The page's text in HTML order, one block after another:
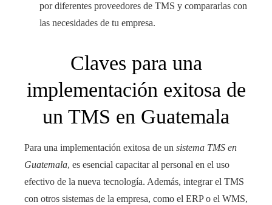
por diferentes proveedores de TMS y compararlas con
las necesidades de tu empresa.
Claves para una
implementación exitosa de
un TMS en Guatemala
Para una implementación exitosa de un sistema TMS en
Guatemala, es esencial capacitar al personal en el uso
efectivo de la nueva tecnología. Además, integrar el TMS
con otros sistemas de la empresa, como el ERP o el WMS,